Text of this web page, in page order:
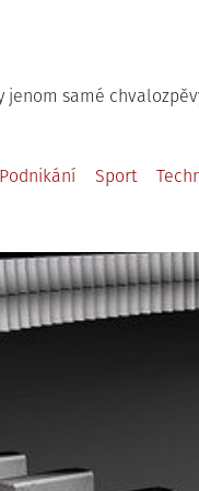
jenom samé
Podnikání Sport